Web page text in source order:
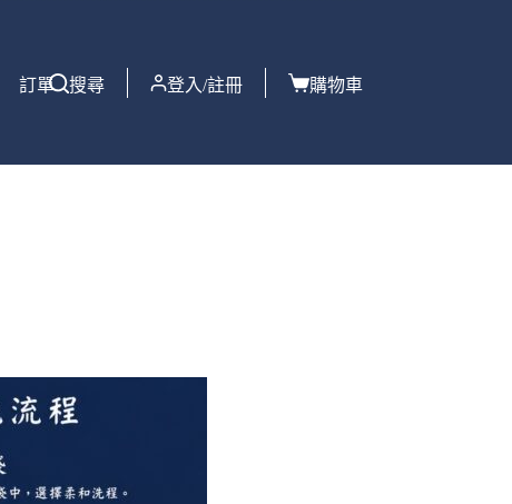
訂單 搜尋 登入/註冊 購物車